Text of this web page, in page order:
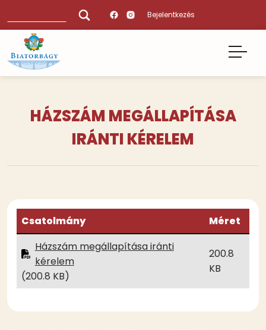
tartalomra
Bejelentkezés
HÁZSZÁM MEGÁLLAPÍTÁSA
IRÁNTI KÉRELEM
Csatolmány
Méret
Házszám megállapítása iránti
kérelem
(200.8 KB)
200.8
KB